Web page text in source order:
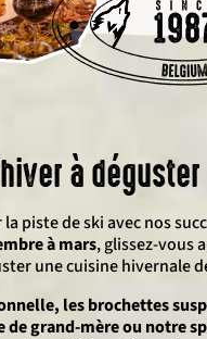
à déguster
piste de ski avec nos
à mars, glissez-vous
une cuisine hivernale
, les brochettes
de grand-mère ou notre